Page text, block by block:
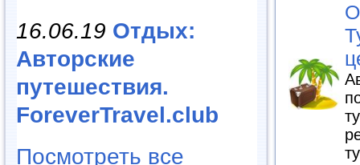
16.06.19 Отдых:
Авторские
путешествия.
ForeverTravel.club
Посмотреть все